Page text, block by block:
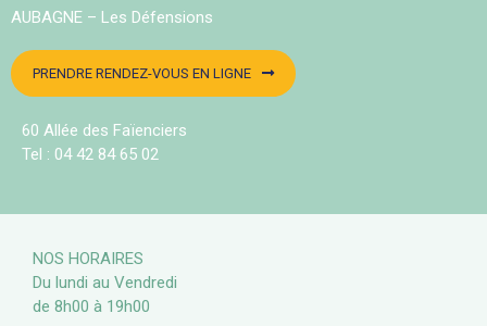
AUBAGNE – Les Défensions
PRENDRE RENDEZ-VOUS EN LIGNE
60 Allée des Faïenciers
Tel : 04 42 84 65 02
NOS HORAIRES
Du lundi au Vendredi
de 8h00 à 19h00